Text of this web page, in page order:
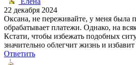
22 декабря 2024
Оксана, не переживайте, у меня была
обрабатывает платежи. Однако, на
Кстати, чтобы избежать подобных
значительно облегчит жизнь и
Ответить